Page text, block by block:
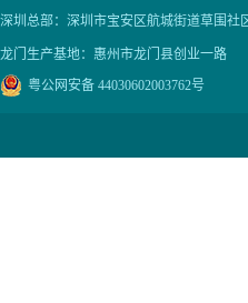
深圳总部：深圳市宝安区航城街道草围社
龙门生产基地：惠州市龙门县创业一路
粤公网安备 44030602003762号